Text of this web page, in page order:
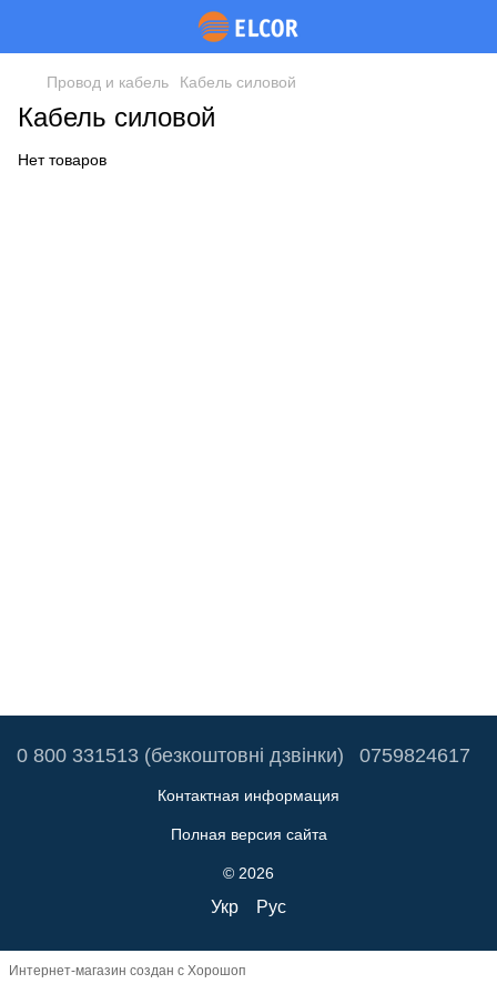
Провод и кабель Кабель силовой
Кабель силовой
Нет товаров
0 800 331513 (безкоштовні дзвінки) 0759824617
Контактная информация
Полная версия сайта
© 2026
Укр Рус
Интернет-магазин создан с Хорошоп